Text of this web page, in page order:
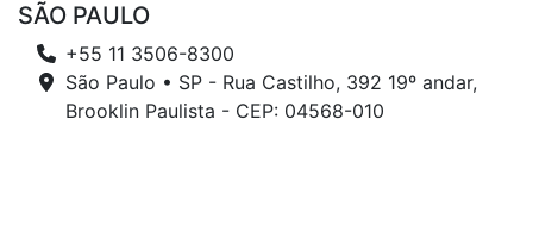
SÃO PAULO
+55 11 3506-8300
São Paulo • SP - Rua Castilho, 392 19º andar,
Brooklin Paulista - CEP: 04568-010